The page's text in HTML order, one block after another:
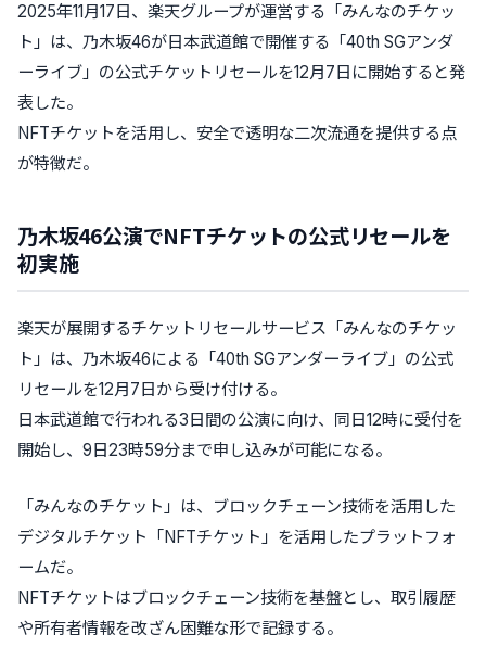
2025年11月17日、楽天グループが運営する「みんなのチケッ
ト」は、乃木坂46が日本武道館で開催する「40th SGアンダ
ーライブ」の公式チケットリセールを12月7日に開始すると発
表した。
NFTチケットを活用し、安全で透明な二次流通を提供する点
が特徴だ。
乃木坂46公演でNFTチケットの公式リセールを
初実施
楽天が展開するチケットリセールサービス「みんなのチケッ
ト」は、乃木坂46による「40th SGアンダーライブ」の公式
リセールを12月7日から受け付ける。
日本武道館で行われる3日間の公演に向け、同日12時に受付を
開始し、9日23時59分まで申し込みが可能になる。
「みんなのチケット」は、ブロックチェーン技術を活用した
デジタルチケット「NFTチケット」を活用したプラットフォ
ームだ。
NFTチケットはブロックチェーン技術を基盤とし、取引履歴
や所有者情報を改ざん困難な形で記録する。